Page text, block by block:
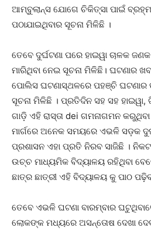
ଆମ୍ବୁଲାନ୍ସ ଯୋଗେ ଚିକିତ୍ସା ପାଇଁ
ପଠାଯାଇଥିବାର ସୂଚନା ମିଳିଛି ।
ତେବେ ଦୁର୍ଘଟଣା ପରେ ହାଇୱା ଚାଳକ
ମାରିଥିବା ନେଇ ସୂଚନା ମିଳିଛି। ଘଟଣାର
ପୋଲିସ ଘଟଣାସ୍ଥଳରେ ପହଞ୍ଚି
ସୂଚନା ମିଳିଛି । ପ୍ରତିଦିନ ସହ ସହ
ଗାଡ଼ି ଏହି ରାସ୍ତା dei ଗମନାଗମନ
ମାର୍ଗରେ ଅନେକ ସମୟରେ ଏଭଳି ସଡ଼କ
ପ୍ରଶାସନ ଏହା ପ୍ରତି ନିରବ ସାଜିଛି ।
ଉଚ୍ଚ ମାଧ୍ୟମିକ ବିଦ୍ୟାଳୟ ରହିଥିବା
ଛାତ୍ର ଛାତ୍ରୀ ଏହି ବିଦ୍ୟାଳୟ କୁ ପାଠ
ତେବେ ଏଭଳି ଘଟଣା ବାରମ୍ବାର
ଲୋକଙ୍କ ମଧ୍ୟରେ ଅସନ୍ତୋଷ ଦେଖା